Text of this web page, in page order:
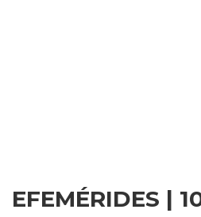
EFEMÉRIDES |